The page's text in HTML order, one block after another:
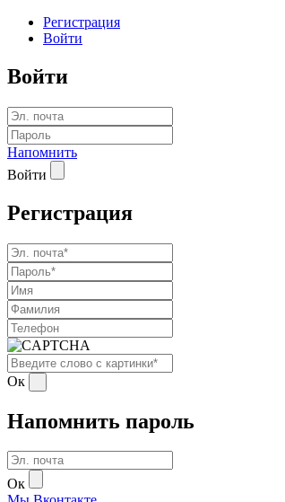
Регистрация
Войти
Войти
Напомнить
Войти
Регистрация
Ок
Напомнить пароль
Ок